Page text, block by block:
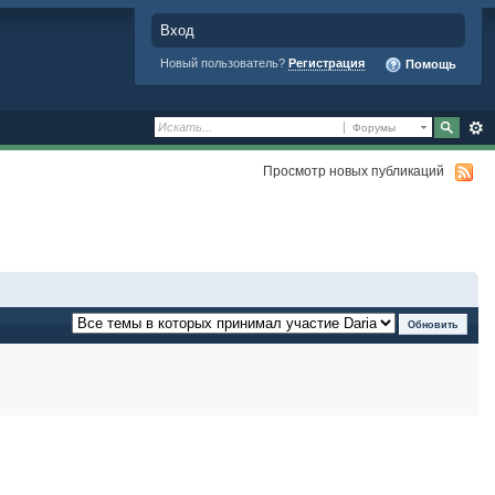
Вход
Новый пользователь? Регистрация Помощь
Форумы
Просмотр новых публикаций